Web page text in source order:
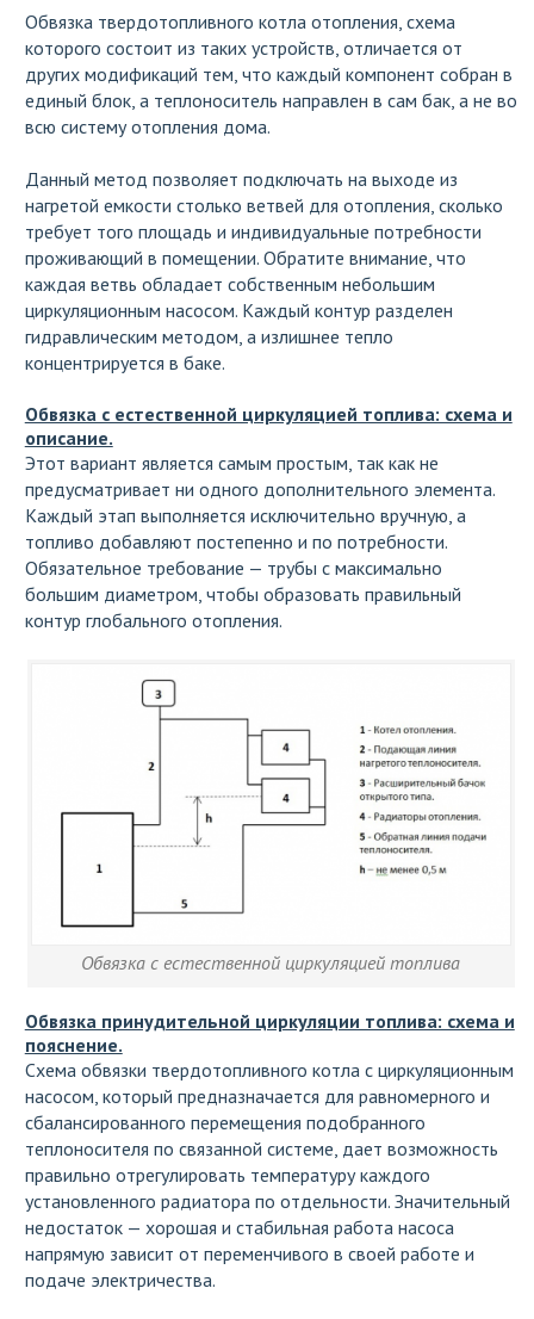
Обвязка твердотопливного котла отопления, схема
которого состоит из таких устройств, отличается от
других модификаций тем, что каждый компонент собран в
единый блок, а теплоноситель направлен в сам бак, а не во
всю систему отопления дома.
Данный метод позволяет подключать на выходе из
нагретой емкости столько ветвей для отопления, сколько
требует того площадь и индивидуальные потребности
проживающий в помещении. Обратите внимание, что
каждая ветвь обладает собственным небольшим
циркуляционным насосом. Каждый контур разделен
гидравлическим методом, а излишнее тепло
концентрируется в баке.
Обвязка с естественной циркуляцией топлива: схема и
описание.
Этот вариант является самым простым, так как не
предусматривает ни одного дополнительного элемента.
Каждый этап выполняется исключительно вручную, а
топливо добавляют постепенно и по потребности.
Обязательное требование — трубы с максимально
большим диаметром, чтобы образовать правильный
контур глобального отопления.
Обвязка с естественной циркуляцией топлива
Обвязка принудительной циркуляции топлива: схема и
пояснение.
Схема обвязки твердотопливного котла с циркуляционным
насосом, который предназначается для равномерного и
сбалансированного перемещения подобранного
теплоносителя по связанной системе, дает возможность
правильно отрегулировать температуру каждого
установленного радиатора по отдельности. Значительный
недостаток — хорошая и стабильная работа насоса
напрямую зависит от переменчивого в своей работе и
подаче электричества.